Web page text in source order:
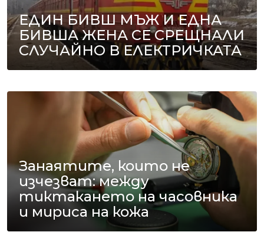
ЕДИН БИВШ МЪЖ И ЕДНА
БИВША ЖЕНА СЕ СРЕЩНАЛИ
СЛУЧАЙНО В ЕЛЕКТРИЧКАТА
Занаятите, които не
изчезват: между
тиктакането на часовника
и мириса на кожа